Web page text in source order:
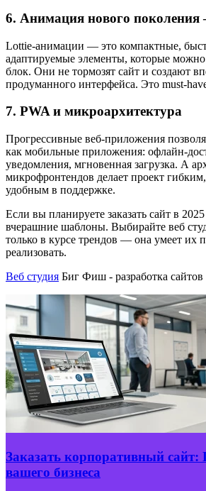
6. Анимация нового
Lottie-анимации — это компактные,
адаптируемые элементы, которые
блок. Они не тормозят сайт и создают
продуманного интерфейса. Это must-
7. PWA и микроархитектура
Прогрессивные веб-приложения
как мобильные приложения: офлайн-
уведомления, мгновенная загрузка. А
микрофронтендов делает проект
удобным в поддержке.
Если вы планируете заказать сайт в
вчерашние шаблоны. Выбирайте веб
только в курсе трендов — она умеет их
реализовать.
Веб студия Биг Фиш - разработка
Заказать корпоративный
вашего бизнеса